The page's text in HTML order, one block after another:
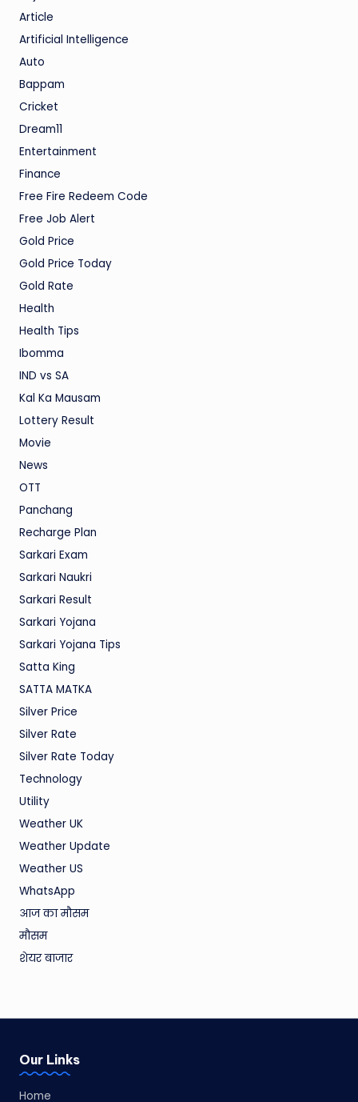
Article
Artificial Intelligence
Auto
Bappam
Cricket
Dream11
Entertainment
Finance
Free Fire Redeem Code
Free Job Alert
Gold Price
Gold Price Today
Gold Rate
Health
Health Tips
Ibomma
IND vs SA
Kal Ka Mausam
Lottery Result
Movie
News
OTT
Panchang
Recharge Plan
Sarkari Exam
Sarkari Naukri
Sarkari Result
Sarkari Yojana
Sarkari Yojana Tips
Satta King
SATTA MATKA
Silver Price
Silver Rate
Silver Rate Today
Technology
Utility
Weather UK
Weather Update
Weather US
WhatsApp
आज का मौसम
मौसम
शेयर बाजार
Our Links
Home